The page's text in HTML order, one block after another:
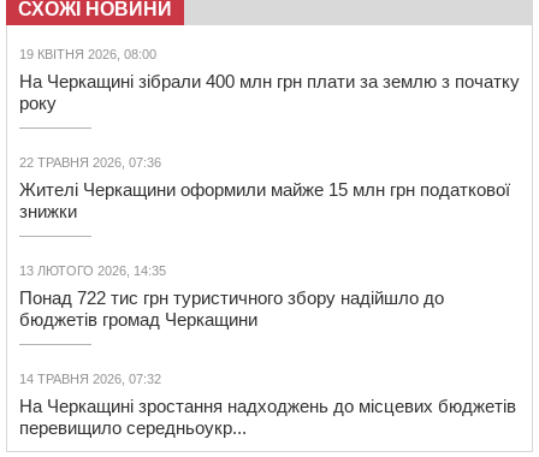
СХОЖІ НОВИНИ
19 КВІТНЯ 2026, 08:00
На Черкащині зібрали 400 млн грн плати за землю з початку
року
22 ТРАВНЯ 2026, 07:36
Жителі Черкащини оформили майже 15 млн грн податкової
знижки
13 ЛЮТОГО 2026, 14:35
Понад 722 тис грн туристичного збору надійшло до
бюджетів громад Черкащини
14 ТРАВНЯ 2026, 07:32
На Черкащині зростання надходжень до місцевих бюджетів
перевищило середньоукр...